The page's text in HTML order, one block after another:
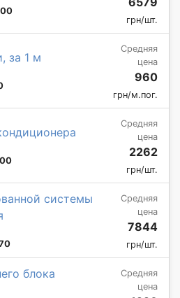
грн/шт.
за 1 м
Средняя
цена
960
грн/м.пог.
Средняя
цена
2262
грн/шт.
системы
Средняя
цена
7844
грн/шт.
блока
Средняя
цена